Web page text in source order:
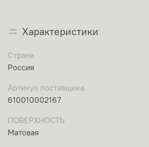
Характеристики
Страна
Россия
Артикул поставщика
610010002167
ПОВЕРХНОСТЬ
Матовая